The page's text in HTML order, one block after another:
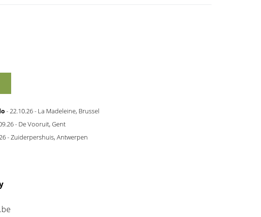
- 22.10.26 - La Madeleine, Brussel
- De Vooruit, Gent
- Zuiderpershuis, Antwerpen